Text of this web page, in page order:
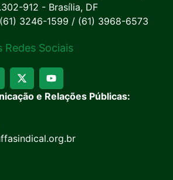
912 - Brasília, DF
3246-1599 / (61) 3968-6573
Redes Sociais
e Relações Públicas: